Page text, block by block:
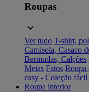
Roupas
Ver tudo T-shirt,
Camisola, Casaco
Bermudas, Calções
Meias Fatos Roupa
easy - Coleção
Roupa interior